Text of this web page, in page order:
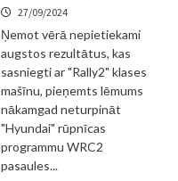
27/09/2024
Ņemot vērā nepietiekami
augstos rezultātus, kas
sasniegti ar "Rally2" klases
mašīnu, pieņemts lēmums
nākamgad neturpināt
"Hyundai" rūpnīcas
programmu WRC2
pasaules...